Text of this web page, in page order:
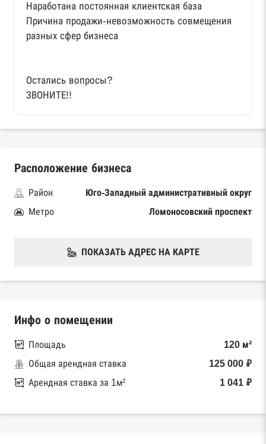
Наработана постоянная клиентская база
Причина продажи-невозможность совмещения
разных сфер бизнеса
Остались вопросы?
ЗВОНИТЕ!!
Расположение бизнеса
Район
Юго-Западный административный округ
Метро
Ломоносовский проспект
ПОКАЗАТЬ АДРЕС НА КАРТЕ
Инфо о помещении
Площадь
120 м²
Общая арендная ставка
125 000 ₽
Арендная ставка за 1м²
1 041 ₽